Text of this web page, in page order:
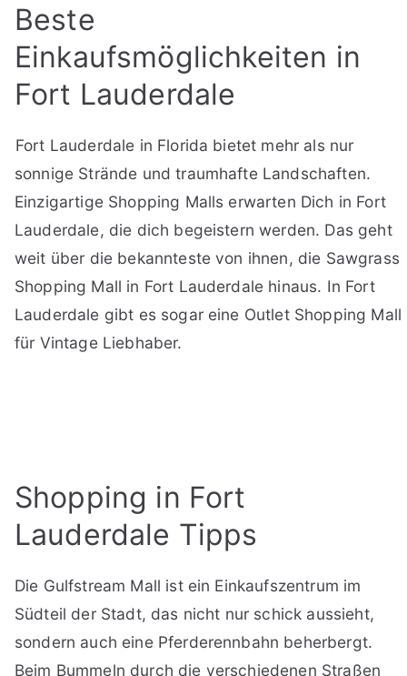
Beste
Einkaufsmöglichkeiten in
Fort Lauderdale
Fort Lauderdale in Florida bietet mehr als nur
sonnige Strände und traumhafte Landschaften.
Einzigartige Shopping Malls erwarten Dich in Fort
Lauderdale, die dich begeistern werden. Das geht
weit über die bekannteste von ihnen, die Sawgrass
Shopping Mall in Fort Lauderdale hinaus. In Fort
Lauderdale gibt es sogar eine Outlet Shopping Mall
für Vintage Liebhaber.
Shopping in Fort
Lauderdale Tipps
Die Gulfstream Mall ist ein Einkaufszentrum im
Südteil der Stadt, das nicht nur schick aussieht,
sondern auch eine Pferderennbahn beherbergt.
Beim Bummeln durch die verschiedenen Straßen